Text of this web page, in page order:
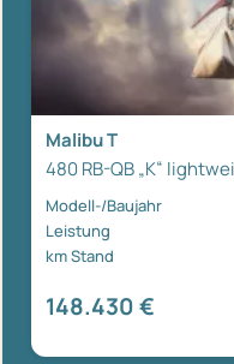
Malibu T
480 RB-QB „K“
Modell-/Baujahr
Leistung
km Stand
148.430 €